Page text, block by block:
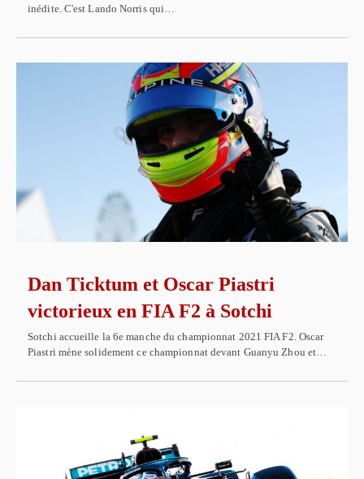
inédite. C'est Lando Norris qui…
Dan Ticktum et Oscar Piastri
victorieux en FIA F2 à Sotchi
Sotchi accueille la 6e manche du championnat 2021 FIA F2. Oscar
Piastri mène solidement ce championnat devant Guanyu Zhou et…